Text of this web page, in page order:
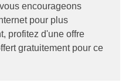
encourageons
pour plus
profitez d'une offre
gratuitement pour ce